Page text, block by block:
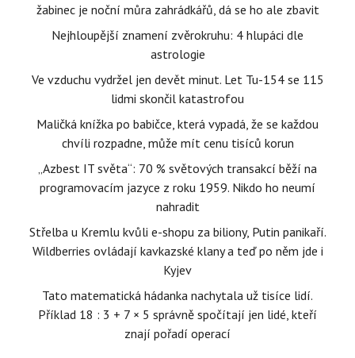
žabinec je noční můra zahrádkářů, dá se ho ale zbavit
Nejhloupější znamení zvěrokruhu: 4 hlupáci dle
astrologie
Ve vzduchu vydržel jen devět minut. Let Tu-154 se 115
lidmi skončil katastrofou
Maličká knížka po babičce, která vypadá, že se každou
chvíli rozpadne, může mít cenu tisíců korun
„Azbest IT světa“: 70 % světových transakcí běží na
programovacím jazyce z roku 1959. Nikdo ho neumí
nahradit
Střelba u Kremlu kvůli e-shopu za biliony, Putin panikaří.
Wildberries ovládají kavkazské klany a teď po něm jde i
Kyjev
Tato matematická hádanka nachytala už tisíce lidí.
Příklad 18 : 3 + 7 × 5 správně spočítají jen lidé, kteří
znají pořadí operací